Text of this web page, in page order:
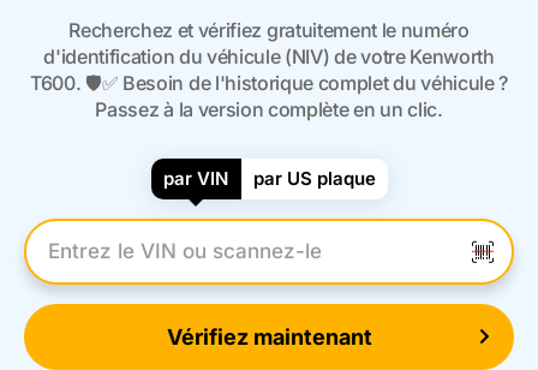
Recherchez et vérifiez gratuitement le numéro
d'identification du véhicule (NIV) de votre Kenworth
T600. 🛡️✅ Besoin de l'historique complet du véhicule ?
Passez à la version complète en un clic.
par VIN par US plaque
Entrez le numéro VIN
Vérifiez maintenant